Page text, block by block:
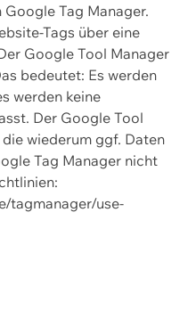
Tag Manager.
Tags über eine
Google Tool Manager
bedeutet: Es werden
werden keine
Der Google Tool
wiederum ggf. Daten
Tag Manager nicht
tagmanager/use-